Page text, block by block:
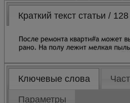
Краткий текст статьи /
Ключевые слова
Параметры